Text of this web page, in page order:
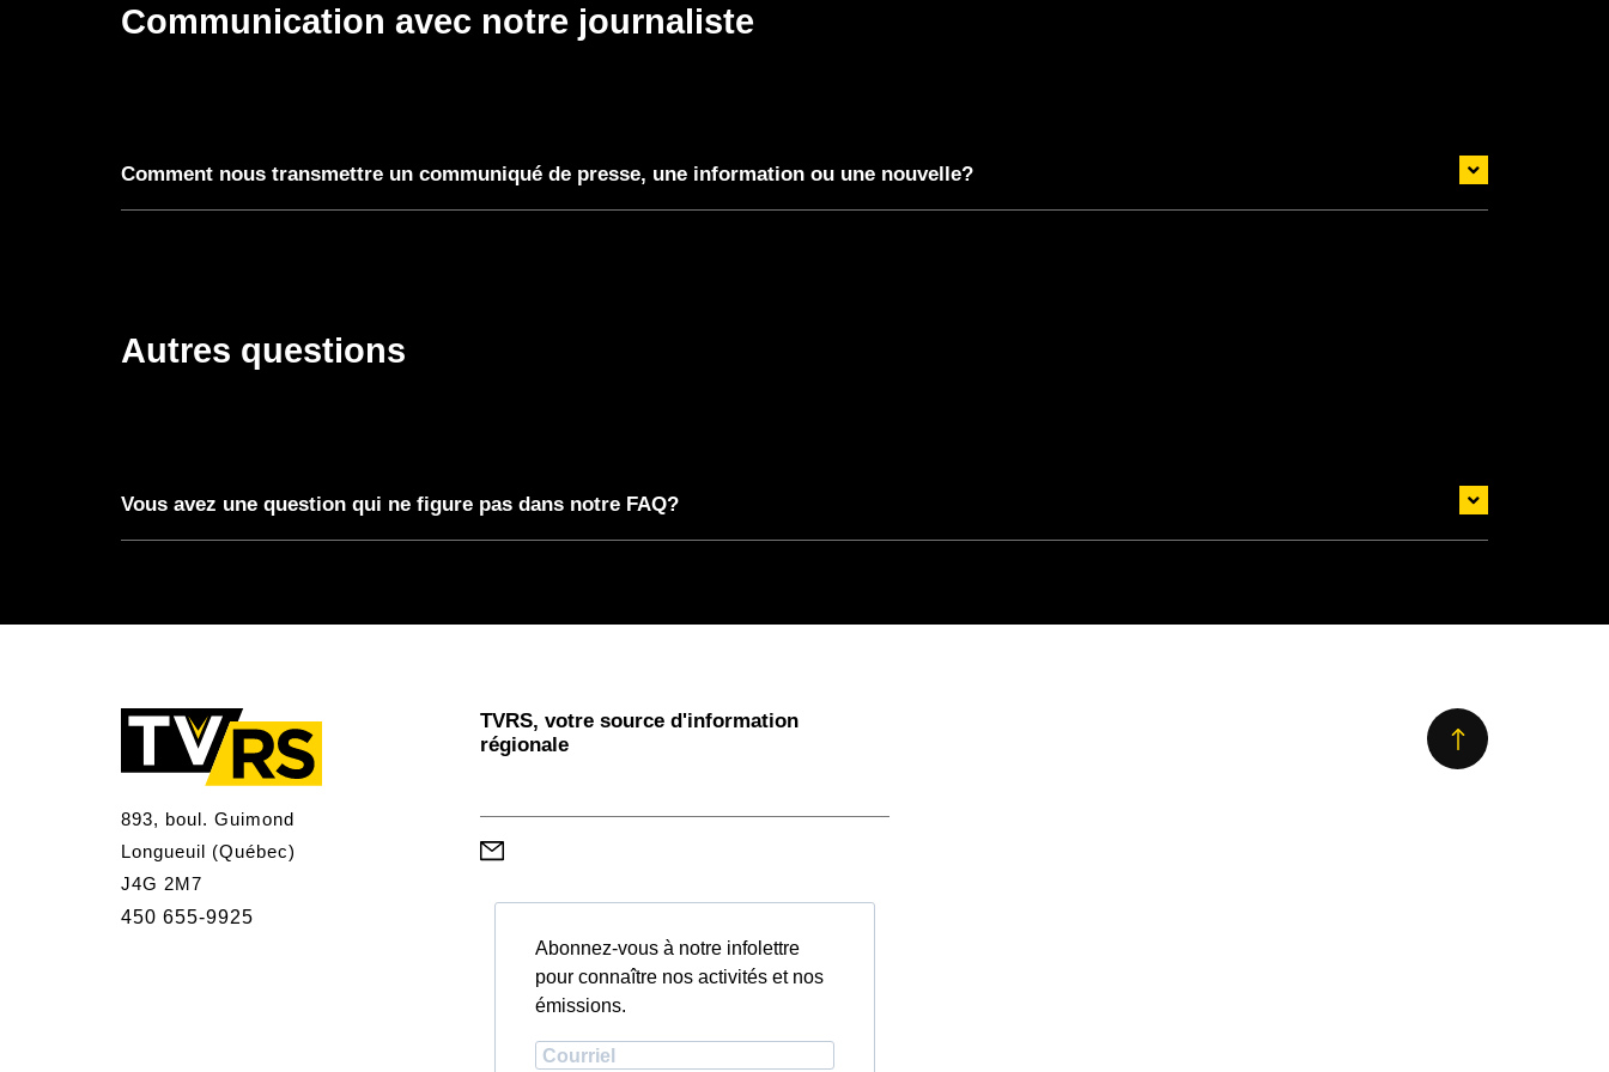
Communication avec notre journaliste
Comment nous transmettre un communiqué de presse, une information ou une nouvelle?
Autres questions
Vous avez une question qui ne figure pas dans notre FAQ?
893, boul. Guimond
Longueuil (Québec)
J4G 2M7
450 655-9925
TVRS, votre source d'information
régionale
Abonnez-vous à notre infolettre
pour connaître nos activités et nos
émissions.